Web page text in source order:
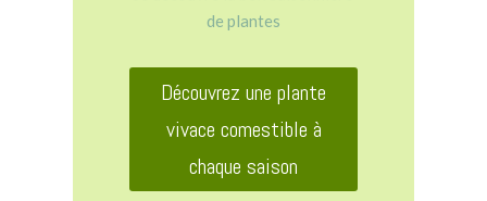
de plantes
Découvrez une plante
vivace comestible à
chaque saison